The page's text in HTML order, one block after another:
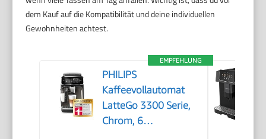
dem Kauf auf die Kompatibilität und deine individuellen
Gewohnheiten achtest.
EMPFEHLUNG
PHILIPS
Kaffeevollautomat
LatteGo 3300 Serie,
Chrom, 6